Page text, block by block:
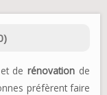
derénovation de
préfèrent faire